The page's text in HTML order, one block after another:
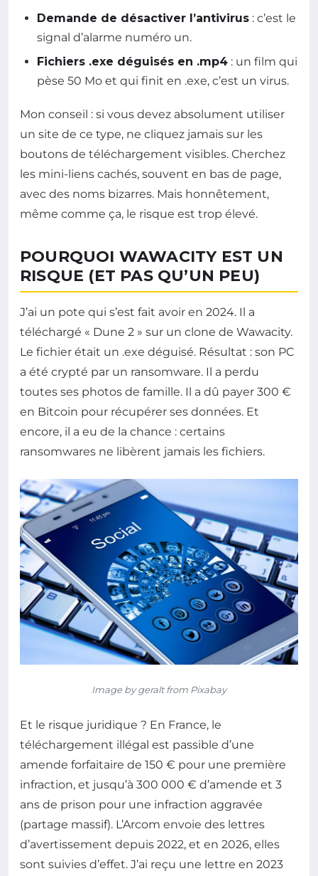
Demande de désactiver l’antivirus : c’est le
signal d’alarme numéro un.
Fichiers .exe déguisés en .mp4 : un film qui
pèse 50 Mo et qui finit en .exe, c’est un virus.
Mon conseil : si vous devez absolument utiliser
un site de ce type, ne cliquez jamais sur les
boutons de téléchargement visibles. Cherchez
les mini-liens cachés, souvent en bas de page,
avec des noms bizarres. Mais honnêtement,
même comme ça, le risque est trop élevé.
POURQUOI WAWACITY EST UN
RISQUE (ET PAS QU’UN PEU)
J’ai un pote qui s’est fait avoir en 2024. Il a
téléchargé « Dune 2 » sur un clone de Wawacity.
Le fichier était un .exe déguisé. Résultat : son PC
a été crypté par un ransomware. Il a perdu
toutes ses photos de famille. Il a dû payer 300 €
en Bitcoin pour récupérer ses données. Et
encore, il a eu de la chance : certains
ransomwares ne libèrent jamais les fichiers.
Image by geralt from Pixabay
Et le risque juridique ? En France, le
téléchargement illégal est passible d’une
amende forfaitaire de 150 € pour une première
infraction, et jusqu’à 300 000 € d’amende et 3
ans de prison pour une infraction aggravée
(partage massif). L’Arcom envoie des lettres
d’avertissement depuis 2022, et en 2026, elles
sont suivies d’effet. J’ai reçu une lettre en 2023